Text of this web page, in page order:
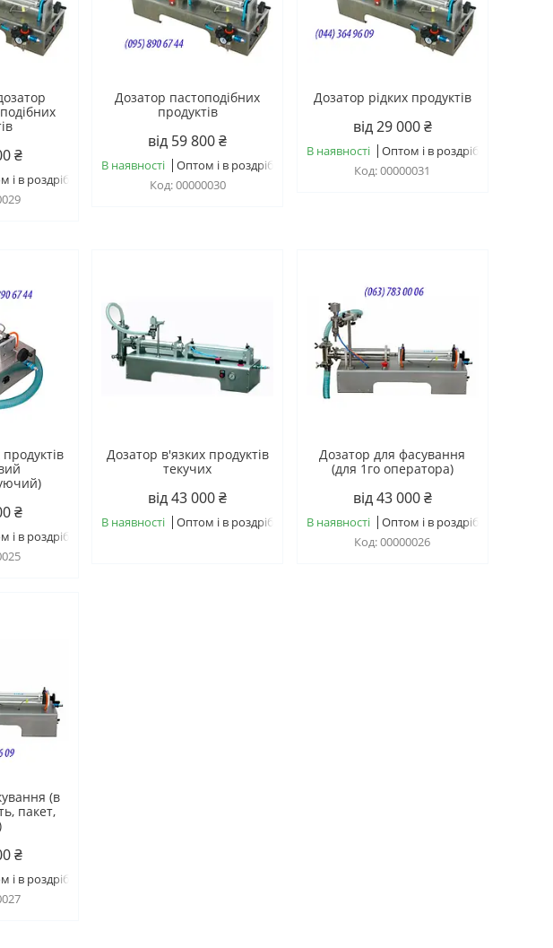
₴
і в роздріб
Дозатор пастоподібних
продуктів
від 59 800 ₴
В наявності
Оптом і в роздріб
00000030
Дозатор рідких продуктів
від 29 000 ₴
В наявності
Оптом і в роздріб
00000031
₴
і в роздріб
Дозатор в'язких продуктів
текучих
від 43 000 ₴
В наявності Оптом і в роздріб
Дозатор для фасування
(для 1го оператора)
від 43 000 ₴
В наявності
Оптом і в роздріб
00000026
(в
пакет,
₴
і в роздріб